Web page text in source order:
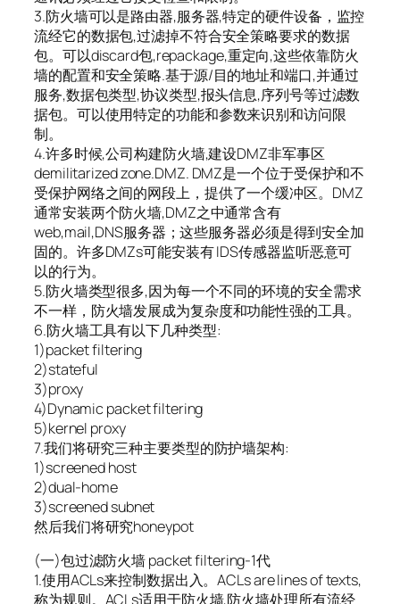
3.防火墙可以是路由器,服务器,特定的硬件设备，监控
流经它的数据包,过滤掉不符合安全策略要求的数据
包。可以discard包,repackage,重定向,这些依靠防火
墙的配置和安全策略.基于源/目的地址和端口,并通过
服务,数据包类型,协议类型,报头信息,序列号等过滤数
据包。可以使用特定的功能和参数来识别和访问限
制。
4.许多时候,公司构建防火墙,建设DMZ非军事区
demilitarized zone.DMZ. DMZ是一个位于受保护和不
受保护网络之间的网段上，提供了一个缓冲区。DMZ
通常安装两个防火墙,DMZ之中通常含有
web,mail,DNS服务器；这些服务器必须是得到安全加
固的。许多DMZs可能安装有 IDS传感器监听恶意可
以的行为。
5.防火墙类型很多,因为每一个不同的环境的安全需求
不一样，防火墙发展成为复杂度和功能性强的工具。
6.防火墙工具有以下几种类型:
1)packet filtering
2)stateful
3)proxy
4)Dynamic packet filtering
5)kernel proxy
7.我们将研究三种主要类型的防护墙架构:
1)screened host
2)dual-home
3)screened subnet
然后我们将研究honeypot
(一)包过滤防火墙 packet filtering-1代
1.使用ACLs来控制数据出入。ACLs are lines of texts,
称为规则。ACLs适用于防火墙,防火墙处理所有流经